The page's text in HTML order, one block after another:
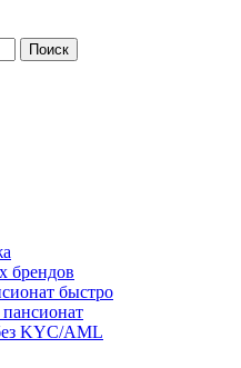
брендов
быстро
KYC/AML